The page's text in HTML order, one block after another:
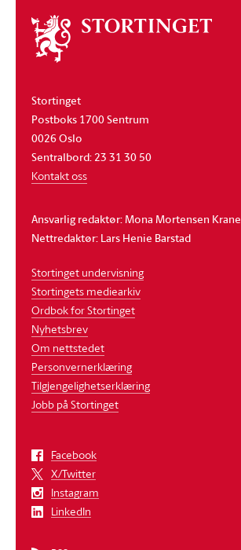
Om
stortinget
Stortinget
Postboks 1700 Sentrum
0026 Oslo
Sentralbord: 23 31 30 50
Kontakt oss
Ansvarlig redaktør: Mona Mortensen Krane
Nettredaktør: Lars Henie Barstad
Stortinget undervisning
Stortingets mediearkiv
Ordbok for Stortinget
Nyhetsbrev
Om nettstedet
Personvernerklæring
Tilgjengelighetserklæring
Jobb på Stortinget
Facebook
X/Twitter
Instagram
LinkedIn